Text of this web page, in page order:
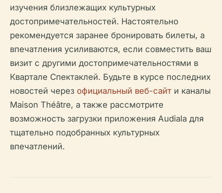
изучения близлежащих культурных
достопримечательностей. Настоятельно
рекомендуется заранее бронировать билеты, а
впечатления усиливаются, если совместить ваш
визит с другими достопримечательностями в
Квартале Спектаклей. Будьте в курсе последних
новостей через официальный веб-сайт и каналы
Maison Théâtre, а также рассмотрите
возможность загрузки приложения Audiala для
тщательно подобранных культурных
впечатлений.